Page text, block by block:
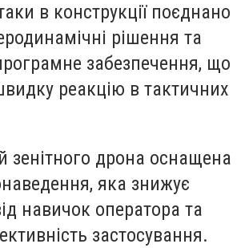
в конструкції поєднано
рішення та
забезпечення, що
реакцію в тактичних
зенітного дрона оснащена
яка знижує
навичок оператора та
застосування.